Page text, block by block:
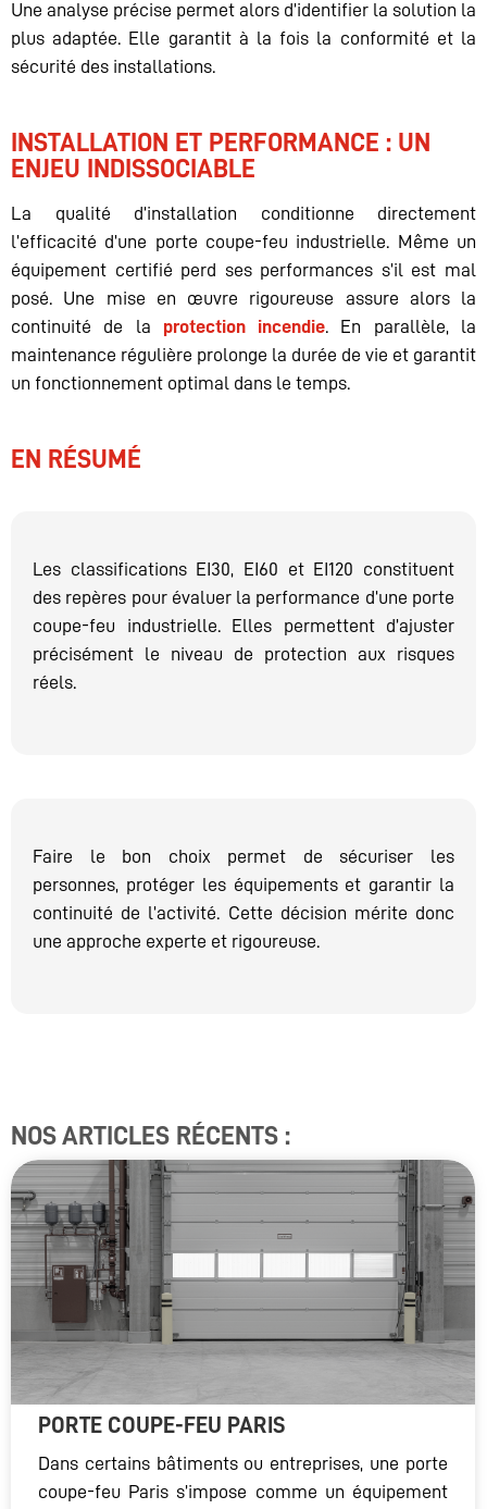
Une analyse précise permet alors d’identifier la solution la
plus adaptée. Elle garantit à la fois la conformité et la
sécurité des installations.
INSTALLATION ET PERFORMANCE : UN
ENJEU INDISSOCIABLE
La qualité d’installation conditionne directement
l’efficacité d’une porte coupe-feu industrielle. Même un
équipement certifié perd ses performances s’il est mal
posé. Une mise en œuvre rigoureuse assure alors la
continuité de la protection incendie. En parallèle, la
maintenance régulière prolonge la durée de vie et garantit
un fonctionnement optimal dans le temps.
EN RÉSUMÉ
Les classifications EI30, EI60 et EI120 constituent
des repères pour évaluer la performance d’une porte
coupe-feu industrielle. Elles permettent d’ajuster
précisément le niveau de protection aux risques
réels.
Faire le bon choix permet de sécuriser les
personnes, protéger les équipements et garantir la
continuité de l’activité. Cette décision mérite donc
une approche experte et rigoureuse.
NOS ARTICLES RÉCENTS :
PORTE COUPE-FEU PARIS
Dans certains bâtiments ou entreprises, une porte
coupe-feu Paris s’impose comme un équipement